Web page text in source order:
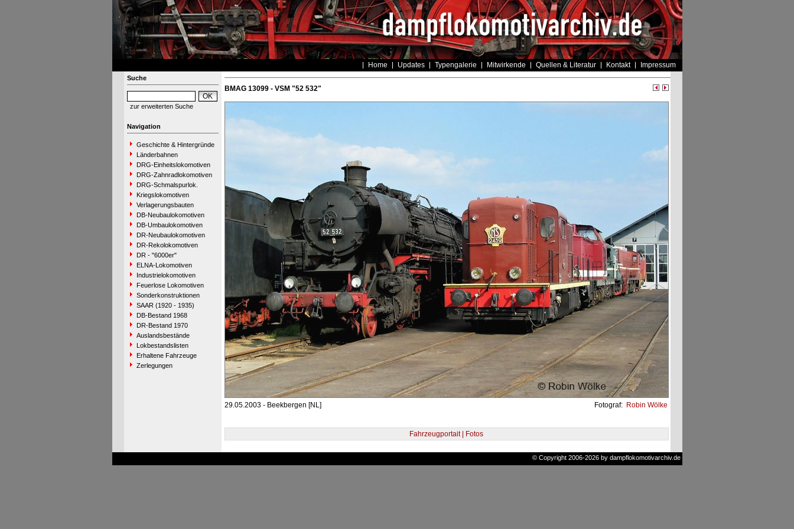
Home Updates Typengalerie Mitwirkende Quellen & Literatur Kontakt Impressum
Suche
zur erweiterten Suche
Navigation
Geschichte & Hintergründe
Länderbahnen
DRG-Einheitslokomotiven
DRG-Zahnradlokomotiven
DRG-Schmalspurlok.
Kriegslokomotiven
Verlagerungsbauten
DB-Neubaulokomotiven
DB-Umbaulokomotiven
DR-Neubaulokomotiven
DR-Rekolokomotiven
DR - "6000er"
ELNA-Lokomotiven
Industrielokomotiven
Feuerlose Lokomotiven
Sonderkonstruktionen
SAAR (1920 - 1935)
DB-Bestand 1968
DR-Bestand 1970
Auslandsbestände
Lokbestandslisten
Erhaltene Fahrzeuge
Zerlegungen
BMAG 13099 - VSM "52 532"
29.05.2003 - Beekbergen [NL] Fotograf: Robin Wölke
Fahrzeugportait | Fotos
© Copyright 2006-2026 by dampflokomotivarchiv.de